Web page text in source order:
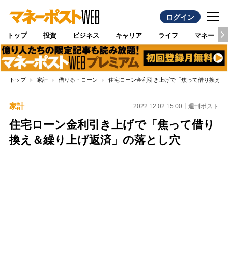
ログイン
トップ 投資 ビジネス キャリア ライフ マネー
トップ 家計 借りる・ローン 住宅ローン金利引き上げで「焦って借り換え
家計 2022.12.02 15:00 週刊ポスト
住宅ローン金利引き上げで「焦って借り
換え＆繰り上げ返済」の落とし穴